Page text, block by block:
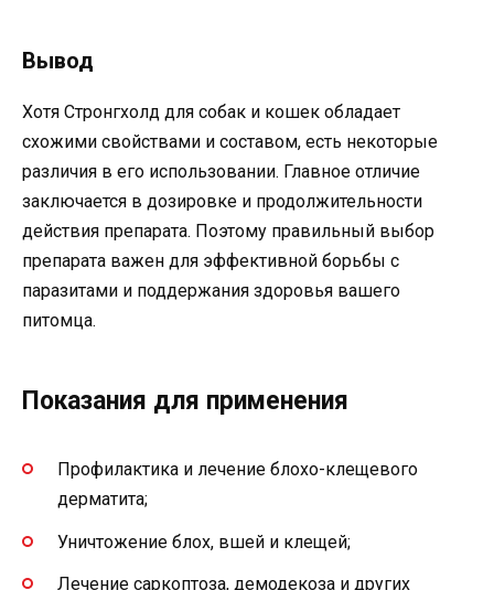
Вывод
Хотя Стронгхолд для собак и кошек обладает
схожими свойствами и составом, есть некоторые
различия в его использовании. Главное отличие
заключается в дозировке и продолжительности
действия препарата. Поэтому правильный выбор
препарата важен для эффективной борьбы с
паразитами и поддержания здоровья вашего
питомца.
Показания для применения
Профилактика и лечение блохо-клещевого
дерматита;
Уничтожение блох, вшей и клещей;
Лечение саркоптоза, демодекоза и других